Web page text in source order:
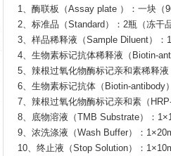
1、酶联板（Assay plate ）：一块（
2、标准品（Standard）：2瓶（冻干
3、样品稀释液（Sample Diluent）：
4、生物素标记抗体稀释液（Biotin-
5、辣根过氧化物酶标记亲和素稀释
6、生物素标记抗体（Biotin-antibody
7、辣根过氧化物酶标记亲和素（
8、底物溶液（TMB Substrate）：
9、浓洗涤液（Wash Buffer）：
10、终止液（Stop Solution）：